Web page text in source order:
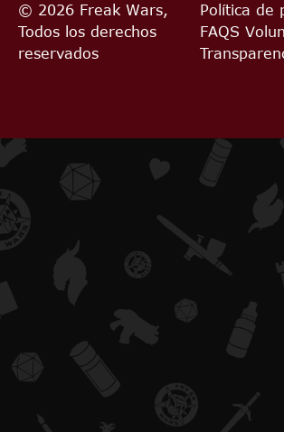
© 2026 Freak Wars,
Todos los derechos
reservados
Política de
FAQS